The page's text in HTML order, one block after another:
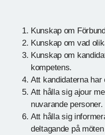
Kunskap om
Kunskap om vad
Kunskap om
kompetens.
Att kandidaterna har
Att hålla sig ajour
nuvarande personer.
Att hålla sig
deltagande på